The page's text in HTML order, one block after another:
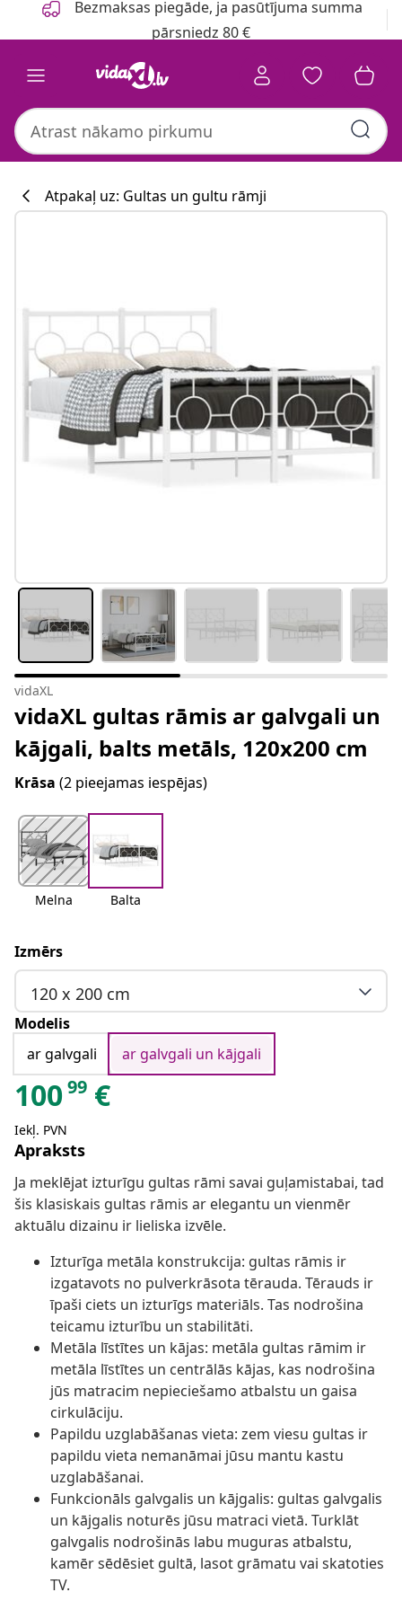
Bezmaksas piegāde, ja pasūtījuma summa
pārsniedz 80 €
Atpakaļ uz: Gultas un gultu rāmji
vidaXL
vidaXL gultas rāmis ar galvgali un
kājgali, balts metāls, 120x200 cm
Krāsa (2 pieejamas iespējas)
Melna Balta
Izmērs
120 x 200 cm
Modelis
ar galvgali
ar galvgali un kājgali
10099 €
Iekļ. PVN
Apraksts
Ja meklējat izturīgu gultas rāmi savai guļamistabai, tad
šis klasiskais gultas rāmis ar elegantu un vienmēr
aktuālu dizainu ir lieliska izvēle.
Izturīga metāla konstrukcija: gultas rāmis ir
izgatavots no pulverkrāsota tērauda. Tērauds ir
īpaši ciets un izturīgs materiāls. Tas nodrošina
teicamu izturību un stabilitāti.
Metāla līstītes un kājas: metāla gultas rāmim ir
metāla līstītes un centrālās kājas, kas nodrošina
jūs matracim nepieciešamo atbalstu un gaisa
cirkulāciju.
Papildu uzglabāšanas vieta: zem viesu gultas ir
papildu vieta nemanāmai jūsu mantu kastu
uzglabāšanai.
Funkcionāls galvgalis un kājgalis: gultas galvgalis
un kājgalis noturēs jūsu matraci vietā. Turklāt
galvgalis nodrošinās labu muguras atbalstu,
kamēr sēdēsiet gultā, lasot grāmatu vai skatoties
TV.